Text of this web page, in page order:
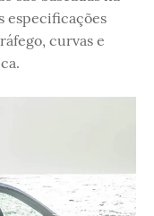
especificações
curvas e